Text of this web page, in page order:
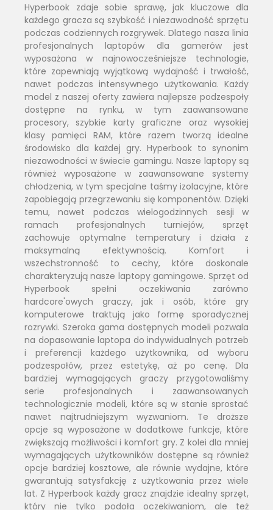
Hyperbook zdaje sobie sprawę, jak kluczowe dla
każdego gracza są szybkość i niezawodność sprzętu
podczas codziennych rozgrywek. Dlatego nasza linia
profesjonalnych laptopów dla gamerów jest
wyposażona w najnowocześniejsze technologie,
które zapewniają wyjątkową wydajność i trwałość,
nawet podczas intensywnego użytkowania. Każdy
model z naszej oferty zawiera najlepsze podzespoły
dostępne na rynku, w tym zaawansowane
procesory, szybkie karty graficzne oraz wysokiej
klasy pamięci RAM, które razem tworzą idealne
środowisko dla każdej gry. Hyperbook to synonim
niezawodności w świecie gamingu. Nasze laptopy są
również wyposażone w zaawansowane systemy
chłodzenia, w tym specjalne taśmy izolacyjne, które
zapobiegają przegrzewaniu się komponentów. Dzięki
temu, nawet podczas wielogodzinnych sesji w
ramach profesjonalnych turniejów, sprzęt
zachowuje optymalne temperatury i działa z
maksymalną efektywnością. Komfort i
wszechstronność to cechy, które doskonale
charakteryzują nasze laptopy gamingowe. Sprzęt od
Hyperbook spełni oczekiwania zarówno
hardcore'owych graczy, jak i osób, które gry
komputerowe traktują jako formę sporadycznej
rozrywki. Szeroka gama dostępnych modeli pozwala
na dopasowanie laptopa do indywidualnych potrzeb
i preferencji każdego użytkownika, od wyboru
podzespołów, przez estetykę, aż po cenę. Dla
bardziej wymagających graczy przygotowaliśmy
serie profesjonalnych i zaawansowanych
technologicznie modeli, które są w stanie sprostać
nawet najtrudniejszym wyzwaniom. Te droższe
opcje są wyposażone w dodatkowe funkcje, które
zwiększają możliwości i komfort gry. Z kolei dla mniej
wymagających użytkowników dostępne są również
opcje bardziej kosztowe, ale równie wydajne, które
gwarantują satysfakcję z użytkowania przez wiele
lat. Z Hyperbook każdy gracz znajdzie idealny sprzęt,
który nie tylko podoła oczekiwaniom, ale też